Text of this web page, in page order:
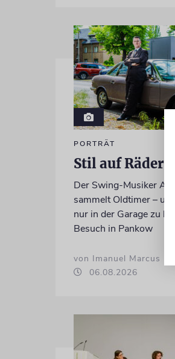
PORTRÄT
Stil auf Rädern
Der Swing-Musiker
sammelt Oldtimer –
nur in der Garage zu
Besuch in Pankow
von Imanuel Marcus
06.08.2026